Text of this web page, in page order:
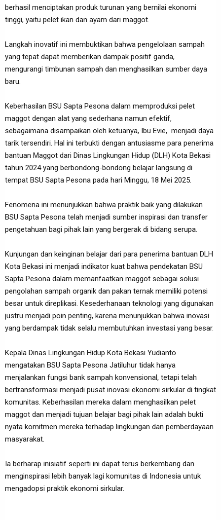
berhasil menciptakan produk turunan yang bernilai ekonomi
tinggi, yaitu pelet ikan dan ayam dari maggot.
Langkah inovatif ini membuktikan bahwa pengelolaan sampah
yang tepat dapat memberikan dampak positif ganda,
mengurangi timbunan sampah dan menghasilkan sumber daya
baru.
Keberhasilan BSU Sapta Pesona dalam memproduksi pelet
maggot dengan alat yang sederhana namun efektif,
sebagaimana disampaikan oleh ketuanya, Ibu Evie, menjadi daya
tarik tersendiri. Hal ini terbukti dengan antusiasme para penerima
bantuan Maggot dari Dinas Lingkungan Hidup (DLH) Kota Bekasi
tahun 2024 yang berbondong-bondong belajar langsung di
tempat BSU Sapta Pesona pada hari Minggu, 18 Mei 2025.
Fenomena ini menunjukkan bahwa praktik baik yang dilakukan
BSU Sapta Pesona telah menjadi sumber inspirasi dan transfer
pengetahuan bagi pihak lain yang bergerak di bidang serupa.
Kunjungan dan keinginan belajar dari para penerima bantuan DLH
Kota Bekasi ini menjadi indikator kuat bahwa pendekatan BSU
Sapta Pesona dalam memanfaatkan maggot sebagai solusi
pengolahan sampah organik dan pakan ternak memiliki potensi
besar untuk direplikasi. Kesederhanaan teknologi yang digunakan
justru menjadi poin penting, karena menunjukkan bahwa inovasi
yang berdampak tidak selalu membutuhkan investasi yang besar.
Kepala Dinas Lingkungan Hidup Kota Bekasi Yudianto
mengatakan BSU Sapta Pesona Jatiluhur tidak hanya
menjalankan fungsi bank sampah konvensional, tetapi telah
bertransformasi menjadi pusat inovasi ekonomi sirkular di tingkat
komunitas. Keberhasilan mereka dalam menghasilkan pelet
maggot dan menjadi tujuan belajar bagi pihak lain adalah bukti
nyata komitmen mereka terhadap lingkungan dan pemberdayaan
masyarakat.
Ia berharap inisiatif seperti ini dapat terus berkembang dan
menginspirasi lebih banyak lagi komunitas di Indonesia untuk
mengadopsi praktik ekonomi sirkular.